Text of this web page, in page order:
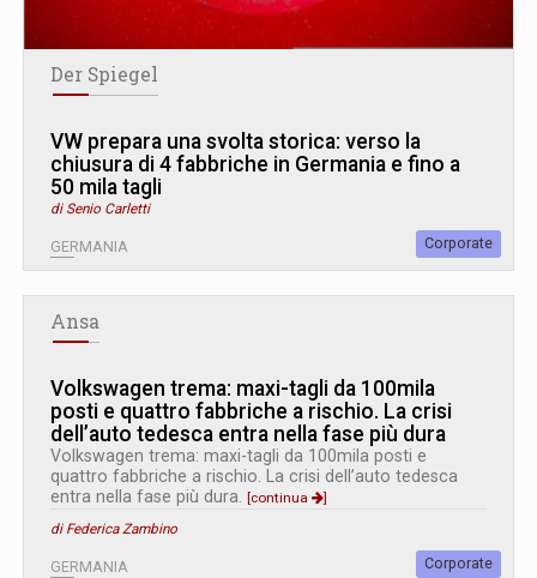
Der Spiegel
VW prepara una svolta storica: verso la
chiusura di 4 fabbriche in Germania e fino a
50 mila tagli
di Senio Carletti
GERMANIA Corporate
Ansa
Volkswagen trema: maxi-tagli da 100mila
posti e quattro fabbriche a rischio. La crisi
dell’auto tedesca entra nella fase più dura
Volkswagen trema: maxi-tagli da 100mila posti e
quattro fabbriche a rischio. La crisi dell’auto tedesca
entra nella fase più dura. [continua
]
di Federica Zambino
GERMANIA Corporate